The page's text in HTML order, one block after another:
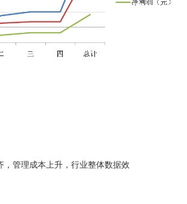
，管理成本上升，行业整体数据效